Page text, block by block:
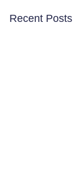
Recent Posts